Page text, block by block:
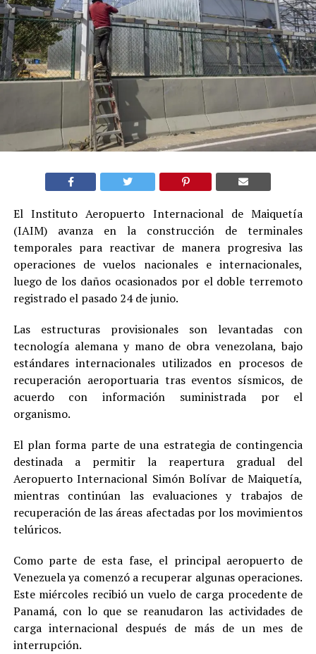
El Instituto Aeropuerto Internacional de Maiquetía
(IAIM) avanza en la construcción de terminales
temporales para reactivar de manera progresiva las
operaciones de vuelos nacionales e internacionales,
luego de los daños ocasionados por el doble terremoto
registrado el pasado 24 de junio.
Las estructuras provisionales son levantadas con
tecnología alemana y mano de obra venezolana, bajo
estándares internacionales utilizados en procesos de
recuperación aeroportuaria tras eventos sísmicos, de
acuerdo con información suministrada por el
organismo.
El plan forma parte de una estrategia de contingencia
destinada a permitir la reapertura gradual del
Aeropuerto Internacional Simón Bolívar de Maiquetía,
mientras continúan las evaluaciones y trabajos de
recuperación de las áreas afectadas por los movimientos
telúricos.
Como parte de esta fase, el principal aeropuerto de
Venezuela ya comenzó a recuperar algunas operaciones.
Este miércoles recibió un vuelo de carga procedente de
Panamá, con lo que se reanudaron las actividades de
carga internacional después de más de un mes de
interrupción.